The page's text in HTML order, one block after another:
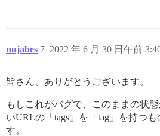
nujabes 2022 年 6 月 30 日午前
7
皆さん、ありがとうございます。
もしこれがバグで、このままの状
いURLの「tags」を「tag」を持つ
す。